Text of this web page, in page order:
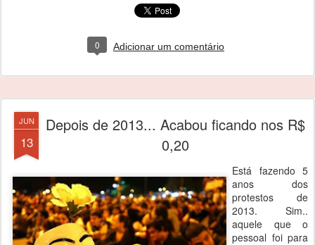
0 Adicionar um comentário
JUN
13
Depois de 2013... Acabou ficando nos R$
0,20
Está fazendo 5
anos dos
protestos de
2013. Sim..
aquele que o
pessoal foi para